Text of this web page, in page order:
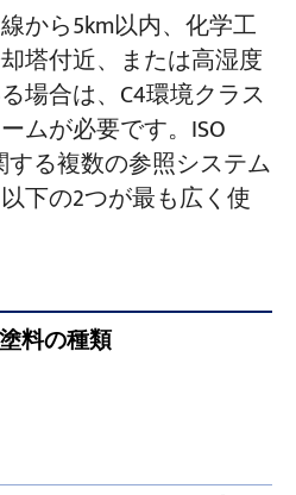
から5km以内、化学工
塔付近、または高湿度
場合は、C4環境クラス
ムが必要です。ISO
する複数の参照システム
下の2つが最も広く使
塗料の種類